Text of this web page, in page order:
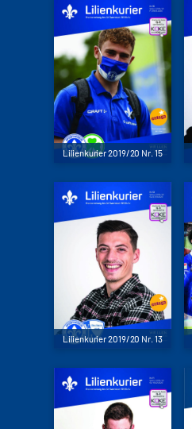
Lilienkurier 2019/20 Nr. 15
Lilienkurier 2019/20 Nr. 13